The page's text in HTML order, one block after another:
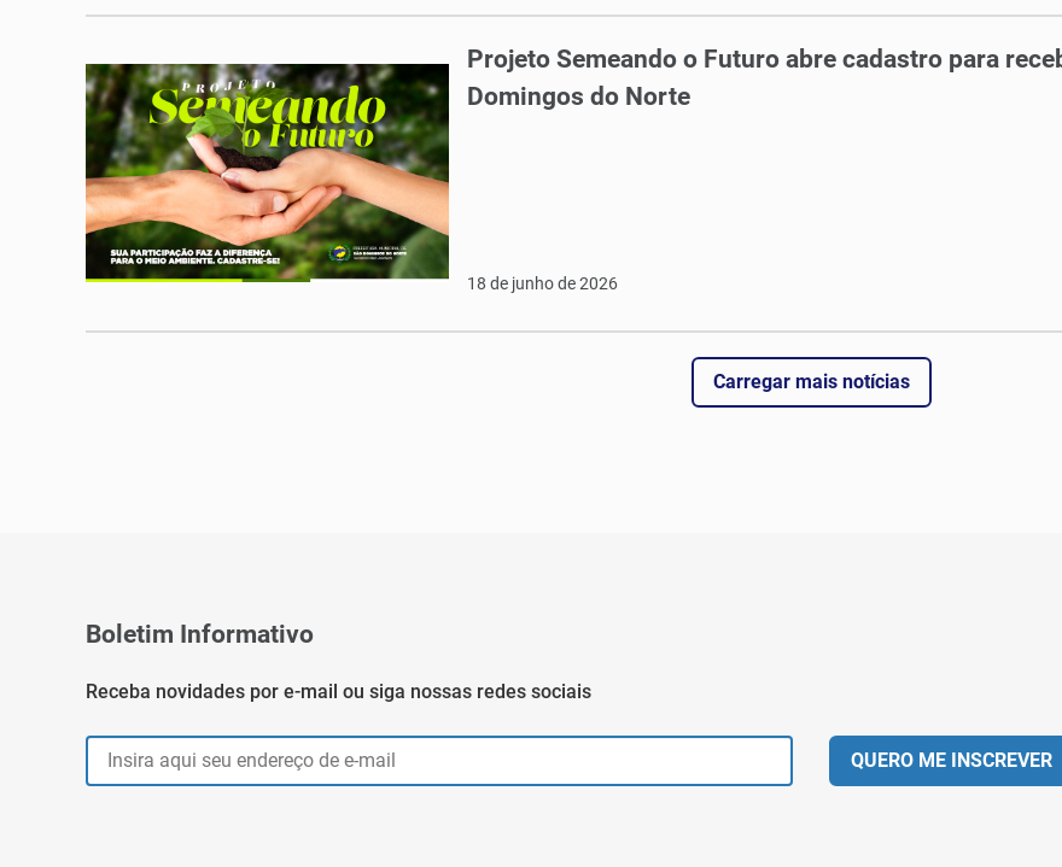
Projeto Semeando o Futuro abre cadastro para
Domingos do Norte
18 de junho de 2026
Carregar mais notícias
Boletim Informativo
Receba novidades por e-mail ou siga nossas redes sociais
QUERO ME INSCREVER